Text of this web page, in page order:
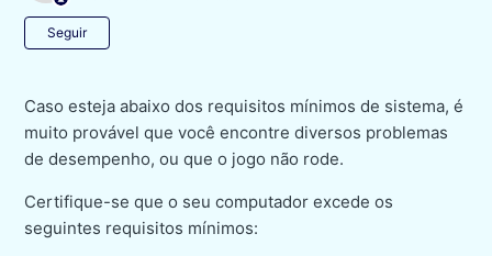
Seguir
Caso esteja abaixo dos requisitos mínimos de sistema, é
muito provável que você encontre diversos problemas
de desempenho, ou que o jogo não rode.
Certifique-se que o seu computador excede os
seguintes requisitos mínimos: